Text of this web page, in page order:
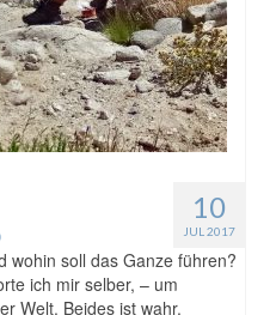
10
JUL 2017
wohin soll das Ganze führen?
ich mir selber, – um
Welt. Beides ist wahr.